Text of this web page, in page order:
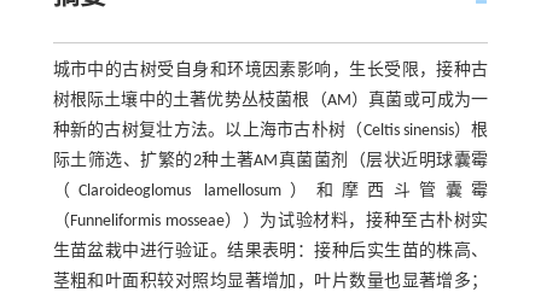
城市中的古树受自身和环境因素影响，生长受限，接种古
树根际土壤中的土著优势丛枝菌根（AM）真菌或可成为一
种新的古树复壮方法。以上海市古朴树（Celtis sinensis）根
际土筛选、扩繁的2种土著AM真菌菌剂（层状近明球囊霉
（Claroideoglomus lamellosum）和摩西斗管囊霉
（Funneliformis mosseae））为试验材料，接种至古朴树实
生苗盆栽中进行验证。结果表明：接种后实生苗的株高、
茎粗和叶面积较对照均显著增加，叶片数量也显著增多；